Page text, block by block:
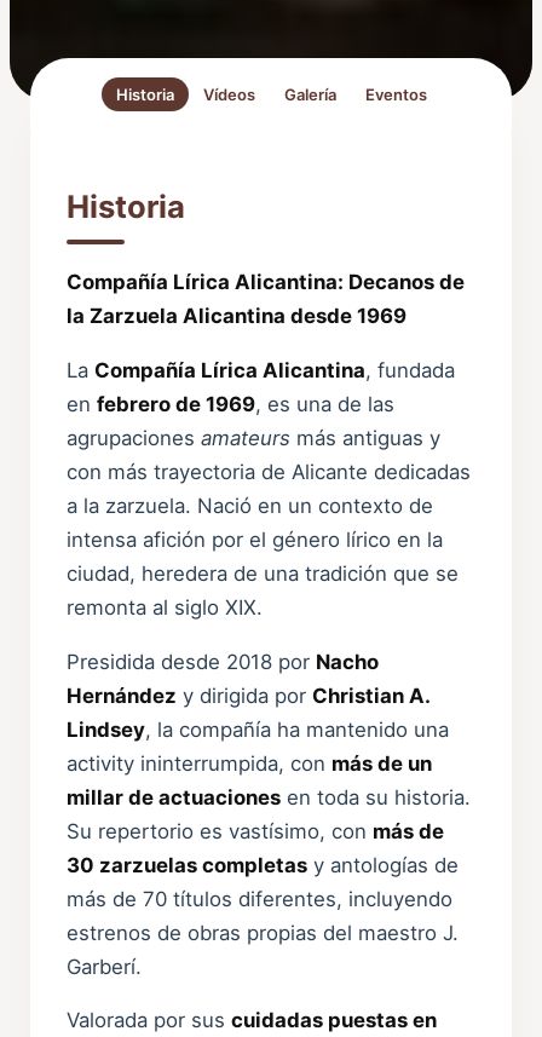
Historia Vídeos Galería Eventos
Historia
Compañía Lírica Alicantina: Decanos de
la Zarzuela Alicantina desde 1969
La Compañía Lírica Alicantina, fundada
enfebrero de 1969, es una de las
agrupacionesamateurs más antiguas y
con más trayectoria de Alicante dedicadas
a la zarzuela. Nació en un contexto de
intensa afición por el género lírico en la
ciudad, heredera de una tradición que se
remonta al siglo XIX.
Presidida desde 2018 por Nacho
Hernández y dirigida por Christian A.
Lindsey, la compañía ha mantenido una
activity ininterrumpida, con más de un
millar de actuaciones en toda su historia.
Su repertorio es vastísimo, con más de
30 zarzuelas completas y antologías de
más de 70 títulos diferentes, incluyendo
estrenos de obras propias del maestro J.
Garberí.
Valorada por suscuidadas puestas en